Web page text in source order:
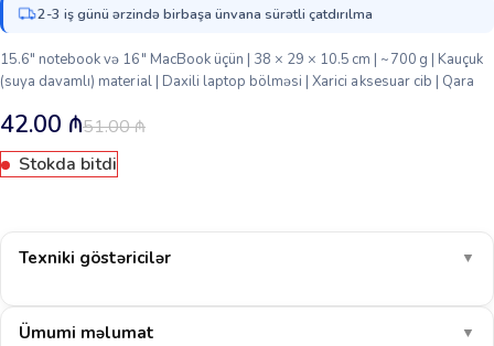
2-3 iş günü ərzində birbaşa ünvana sürətli çatdırılma
15.6″ notebook və 16″ MacBook üçün | 38 × 29 × 10.5 cm | ~700 g | Kauçuk
(suya davamlı) material | Daxili laptop bölməsi | Xarici aksesuar cib | Qara
51.00₼
42.00 ₼
Stokda bitdi
Texniki göstəricilər ▼
Ümumi məlumat ▼